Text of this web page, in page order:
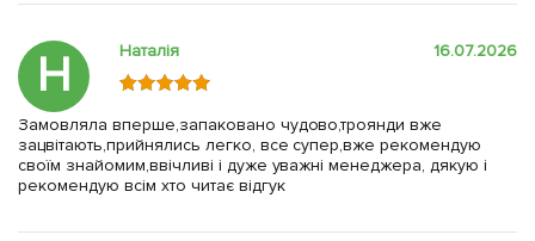
Н Наталія 16.07.2026
Замовляла вперше,запаковано чудово,троянди вже
зацвітають,прийнялись легко, все супер,вже рекомендую
своїм знайомим,ввічливі і дуже уважні менеджера, дякую і
рекомендую всім хто читає відгук